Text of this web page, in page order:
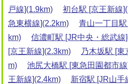
戸線](1.9km)
初台駅 [京王新線
急東横線](2.2km)
青山一丁目
km)
信濃町駅 [JR中央・総武線
[京王新線](2.3km)
乃木坂駅 [
m)
池尻大橋駅 [東急田園都市
王新線](2.4km)
新宿駅 [JR山手